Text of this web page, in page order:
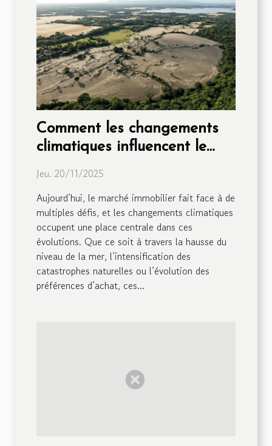
Comment les changements
climatiques influencent le
marché immobilier ?
Jeu. 20/11/2025
Aujourd’hui, le marché immobilier fait face à de
multiples défis, et les changements climatiques
occupent une place centrale dans ces
évolutions. Que ce soit à travers la hausse du
niveau de la mer, l’intensification des
catastrophes naturelles ou l’évolution des
préférences d’achat, ces...